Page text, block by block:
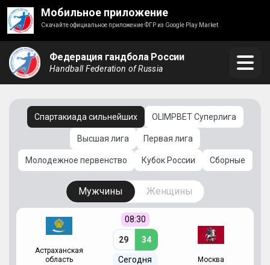
Мобильное приложение
Скачайте официальное приложение ФГР из Google Play Market
Федерация гандбола России
Handball Federation of Russia
Спартакиада сильнейших OLIMPBET Суперлига
Высшая лига Первая лига
Молодежное первенство Кубок России Сборные
Мужчины Женщины
Астраханская
область
08:30
29 34
Сегодня Москва